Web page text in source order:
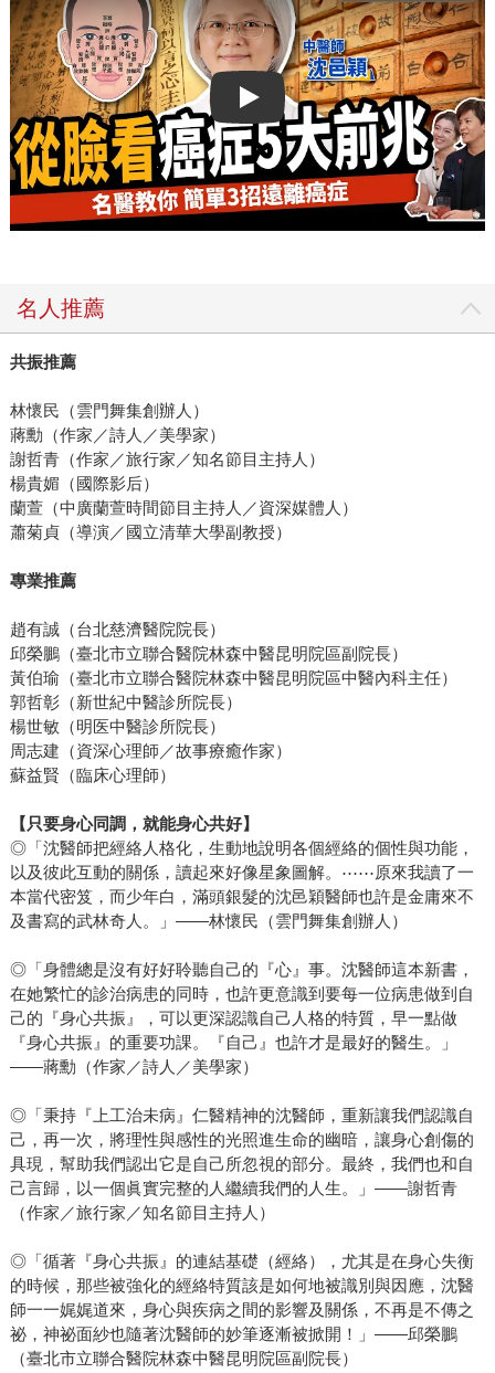
Play video
名人推薦
共振推薦
林懷民（雲門舞集創辦人）
蔣勳（作家／詩人／美學家）
謝哲青（作家／旅行家／知名節目主持人）
楊貴媚（國際影后）
蘭萱（中廣蘭萱時間節目主持人／資深媒體人）
蕭菊貞（導演／國立清華大學副教授）
專業推薦
趙有誠（台北慈濟醫院院長）
邱榮鵬（臺北市立聯合醫院林森中醫昆明院區副院長）
黃伯瑜（臺北市立聯合醫院林森中醫昆明院區中醫內科主任）
郭哲彰（新世紀中醫診所院長）
楊世敏（明医中醫診所院長）
周志建（資深心理師／故事療癒作家）
蘇益賢（臨床心理師）
【只要身心同調，就能身心共好】
◎「沈醫師把經絡人格化，生動地說明各個經絡的個性與功能，
以及彼此互動的關係，讀起來好像星象圖解。⋯⋯原來我讀了一
本當代密笈，而少年白，滿頭銀髮的沈邑穎醫師也許是金庸來不
及書寫的武林奇人。」——林懷民（雲門舞集創辦人）
◎「身體總是沒有好好聆聽自己的『心』事。沈醫師這本新書，
在她繁忙的診治病患的同時，也許更意識到要每一位病患做到自
己的『身心共振』，可以更深認識自己人格的特質，早一點做
『身心共振』的重要功課。『自己』也許才是最好的醫生。」
——蔣勳（作家／詩人／美學家）
◎「秉持『上工治未病』仁醫精神的沈醫師，重新讓我們認識自
己，再一次，將理性與感性的光照進生命的幽暗，讓身心創傷的
具現，幫助我們認出它是自己所忽視的部分。最終，我們也和自
己言歸，以一個眞實完整的人繼續我們的人生。」——謝哲青
（作家／旅行家／知名節目主持人）
◎「循著『身心共振』的連結基礎（經絡），尤其是在身心失衡
的時候，那些被強化的經絡特質該是如何地被識別與因應，沈醫
師一一娓娓道來，身心與疾病之間的影響及關係，不再是不傳之
祕，神祕面紗也隨著沈醫師的妙筆逐漸被掀開！」——邱榮鵬
（臺北市立聯合醫院林森中醫昆明院區副院長）